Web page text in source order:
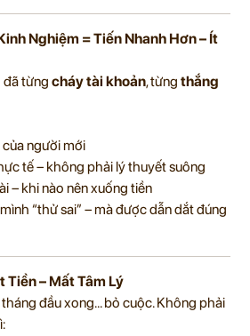
Nghiệm = Tiến Nhanh Hơn – Ít
đã từng cháy tài khoản, từng thắng
người mới
tế – không phải lý thuyết suông
– khi nào nên xuống tiền
“thử sai” – mà được dẫn dắt đúng
Tiền – Mất Tâm Lý
đầu xong… bỏ cuộc. Không phải